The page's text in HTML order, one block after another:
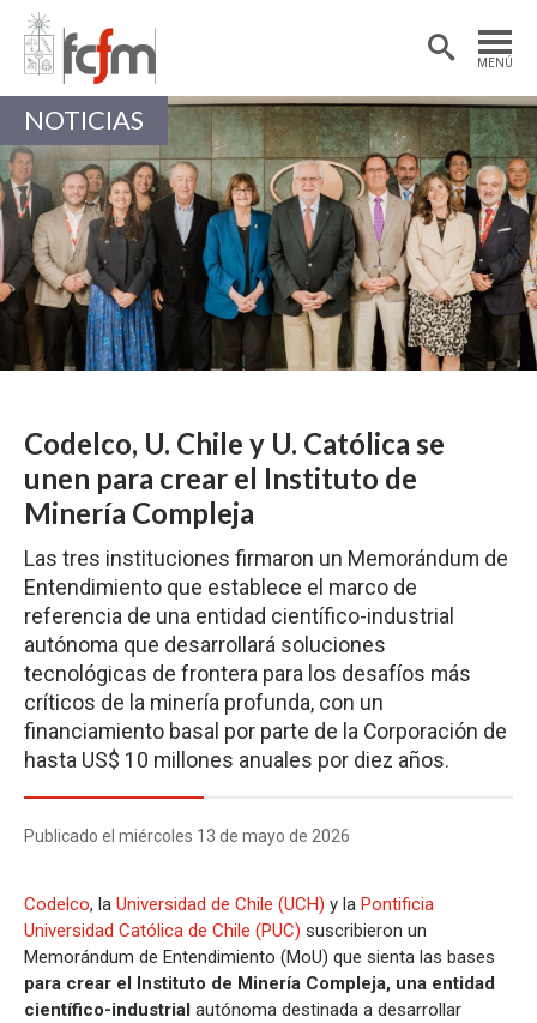
MENÚ
Estudiantes
Académicas/os
NOTICIAS
Codelco, U. Chile y U. Católica se
unen para crear el Instituto de
Minería Compleja
Las tres instituciones firmaron un Memorándum de
Entendimiento que establece el marco de
referencia de una entidad científico-industrial
autónoma que desarrollará soluciones
tecnológicas de frontera para los desafíos más
críticos de la minería profunda, con un
financiamiento basal por parte de la Corporación de
hasta US$ 10 millones anuales por diez años.
Publicado el miércoles 13 de mayo de 2026
Codelco, la Universidad de Chile (UCH) y la Pontificia
Universidad Católica de Chile (PUC) suscribieron un
Memorándum de Entendimiento (MoU) que sienta las bases
para crear el Instituto de Minería Compleja, una entidad
científico-industrial autónoma destinada a desarrollar